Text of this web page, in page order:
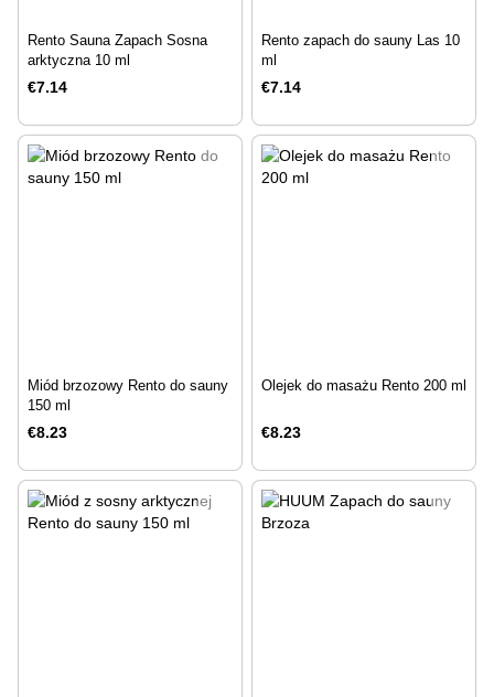
Rento Sauna Zapach Sosna
arktyczna 10 ml
€7.14
Rento zapach do sauny Las 10
ml
€7.14
Miód brzozowy Rento do sauny
150 ml
€8.23
Olejek do masażu Rento 200 ml
€8.23